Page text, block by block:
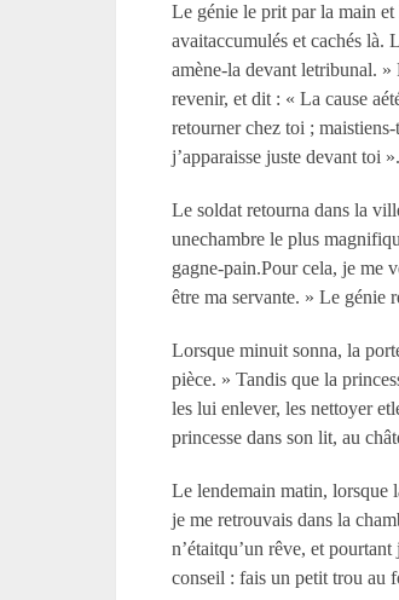
Le génie le prit par la main et
avaitaccumulés et cachés là.
amène-la devant letribunal. »
revenir, et dit : « La cause
retourner chez toi ;
j’apparaisse juste devant toi
Le soldat retourna dans la
unechambre le plus
gagne-pain.Pour cela, je me
être ma servante. » Le génie
Lorsque minuit sonna, la
pièce. » Tandis que la
les lui enlever, les nettoyer
princesse dans son lit, au
Le lendemain matin, lorsque
je me retrouvais dans la
n’étaitqu’un rêve, et
conseil : fais un petit trou au